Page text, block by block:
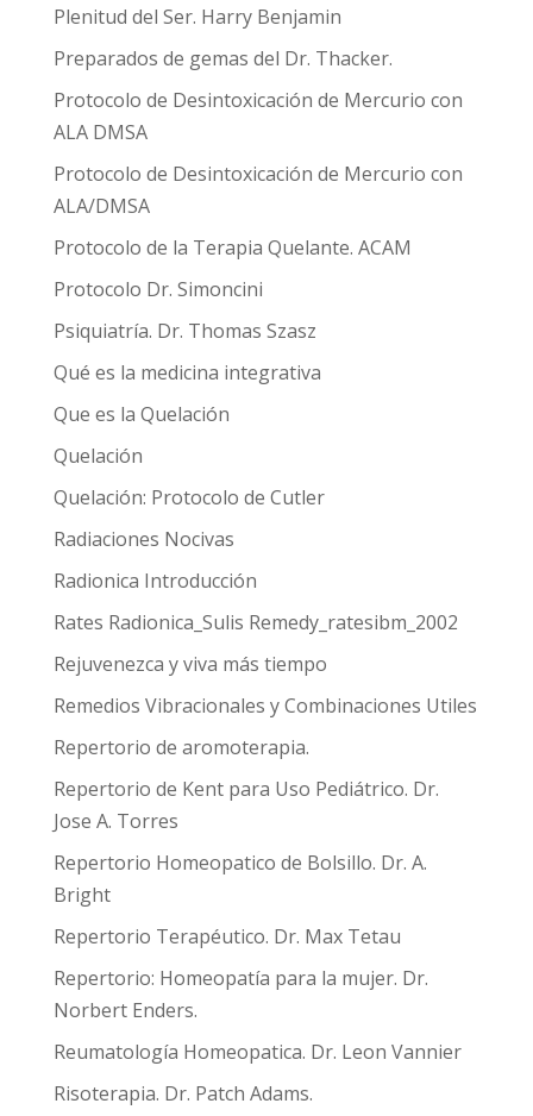
Plenitud del Ser. Harry Benjamin
Preparados de gemas del Dr. Thacker.
Protocolo de Desintoxicación de Mercurio con
ALA DMSA
Protocolo de Desintoxicación de Mercurio con
ALA/DMSA
Protocolo de la Terapia Quelante. ACAM
Protocolo Dr. Simoncini
Psiquiatría. Dr. Thomas Szasz
Qué es la medicina integrativa
Que es la Quelación
Quelación
Quelación: Protocolo de Cutler
Radiaciones Nocivas
Radionica Introducción
Rates Radionica_Sulis Remedy_ratesibm_2002
Rejuvenezca y viva más tiempo
Remedios Vibracionales y Combinaciones Utiles
Repertorio de aromoterapia.
Repertorio de Kent para Uso Pediátrico. Dr.
Jose A. Torres
Repertorio Homeopatico de Bolsillo. Dr. A.
Bright
Repertorio Terapéutico. Dr. Max Tetau
Repertorio: Homeopatía para la mujer. Dr.
Norbert Enders.
Reumatología Homeopatica. Dr. Leon Vannier
Risoterapia. Dr. Patch Adams.